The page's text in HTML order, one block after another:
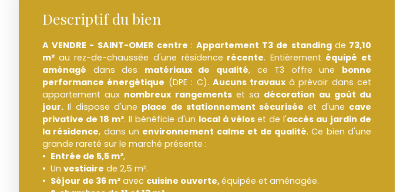
Descriptif du bien
A VENDRE - SAINT-OMER centre :Appartement T3 de standing de 73,10
m² au rez-de-chaussée d'une résidence récente. Entièrement équipé et
aménagé dans des matériaux de qualité, ce T3 offre une bonne
performance énergétique (DPE : C).Aucuns travaux à prévoir dans cet
appartement aux nombreux rangementset sa décoration au goût du
jour. Il dispose d'une place de stationnement sécurisée et d'une cave
privative de 18 m². Il bénéficie d'un local à vélos et de l'accès au jardin de
la résidence, dans un environnement calme et de qualité. Ce bien d'une
grande rareté sur le marché présente :
Entrée de 5,5 m²,
Unvestiaire de 2,5 m².
Séjour de 36 m² avec cuisine ouverte,équipée et aménagée.